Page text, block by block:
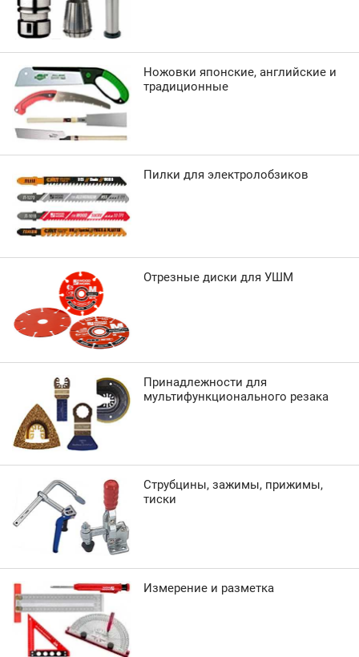
Ножовки японские, английские и
традиционные
Пилки для электролобзиков
Отрезные диски для УШМ
Принадлежности для
мультифункционального резака
Струбцины, зажимы, прижимы,
тиски
Измерение и разметка